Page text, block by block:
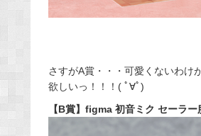
さすがA賞・・・可愛くないわけ
欲しいっ！！！( ﾟ∀ﾟ)
【B賞】figma 初音ミク セーラー